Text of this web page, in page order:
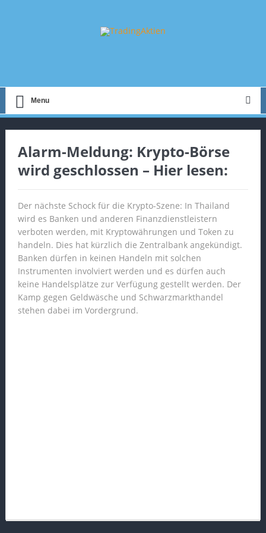
Menu
Alarm-Meldung: Krypto-Börse
wird geschlossen – Hier lesen:
Der nächste Schock für die Krypto-Szene: In Thailand
wird es Banken und anderen Finanzdienstleistern
verboten werden, mit Kryptowährungen und Token zu
handeln. Dies hat kürzlich die Zentralbank angekündigt.
Banken dürfen in keinen Handeln mit solchen
Instrumenten involviert werden und es dürfen auch
keine Handelsplätze zur Verfügung gestellt werden. Der
Kamp gegen Geldwäsche und Schwarzmarkthandel
stehen dabei im Vordergrund.